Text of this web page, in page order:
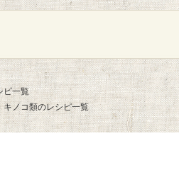
ピ一覧
キノコ類のレシピ一覧